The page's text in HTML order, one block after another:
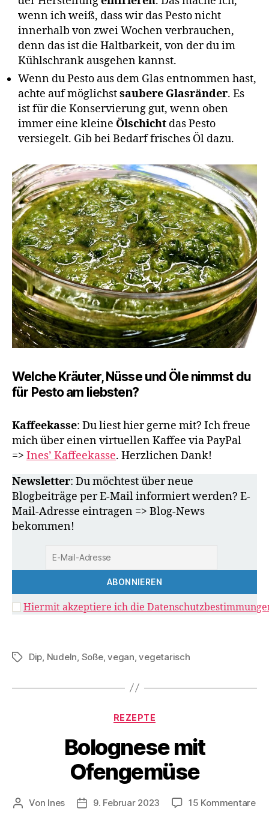
wenn ich weiß, dass wir das Pesto nicht
innerhalb von zwei Wochen verbrauchen,
denn das ist die Haltbarkeit, von der du im
Kühlschrank ausgehen kannst.
Wenn du Pesto aus dem Glas entnommen hast,
achte auf möglichstsaubere Glasränder. Es
ist für die Konservierung gut, wenn oben
immer eine kleine Ölschicht das Pesto
versiegelt. Gib bei Bedarf frisches Öl dazu.
Welche Kräuter, Nüsse und Öle nimmst du
für Pesto am liebsten?
Kaffeekasse: Du liest hier gerne mit? Ich freue
mich über einen virtuellen Kaffee via PayPal
=> Ines’ Kaffeekasse. Herzlichen Dank!
Newsletter: Du möchtest über neue
Blogbeiträge per E-Mail informiert werden? E-
Mail-Adresse eintragen => Blog-News
bekommen!
Hiermit akzeptiere ich die
Schlagwörter
Dip, Nudeln, Soße,vegan,vegetarisch
Kategorien
REZEPTE
Bolognese mit
Ofengemüse
Beitragsautor
Von Ines Veröffentlichungsdatum
9. Februar 2023 15 Kommentarezu